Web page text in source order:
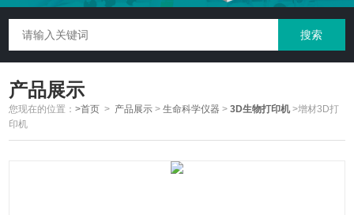
产品展示
您现在的位置：>首页 > 产品展示 >生命科学仪器 >3D生物打印机 >增材3D打
印机